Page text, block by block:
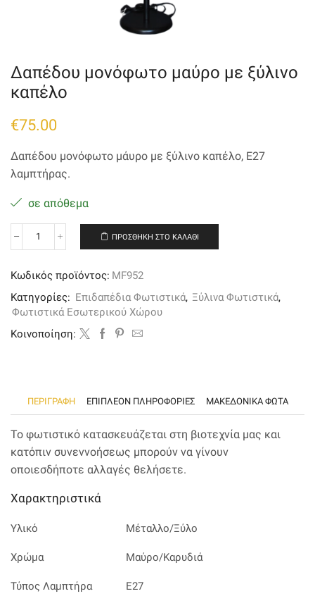
Δαπέδου μονόφωτο μαύρο με ξύλινο
καπέλο
€75.00
Δαπέδου μονόφωτο μάυρο με ξύλινο καπέλο, E27
λαμπτήρας.
σε απόθεμα
Δαπέδου
με
ξύλινο
καπέλο
ποσότητα
ΠΡΟΣΘΉΚΗ ΣΤΟ ΚΑΛΆΘΙ
Κωδικός προϊόντος: MF952
Κατηγορίες: Επιδαπέδια Φωτιστικά, Ξύλινα Φωτιστικά,
Φωτιστικά Εσωτερικού Χώρου
Kοινοποίηση:
ΠΕΡΙΓΡΑΦΉ ΕΠΙΠΛΈΟΝ ΠΛΗΡΟΦΟΡΊΕΣ ΜΑΚΕΔΟΝΙΚΑ ΦΩΤΑ
Το φωτιστικό κατασκευάζεται στη βιοτεχνία μας και
κατόπιν συνεννοήσεως μπορούν να γίνουν
οποιεσδήποτε αλλαγές θελήσετε.
Χαρακτηριστικά
Υλικό Μέταλλο/Ξύλο
Χρώμα Μαύρο/Καρυδιά
Τύπος Λαμπτήρα E27